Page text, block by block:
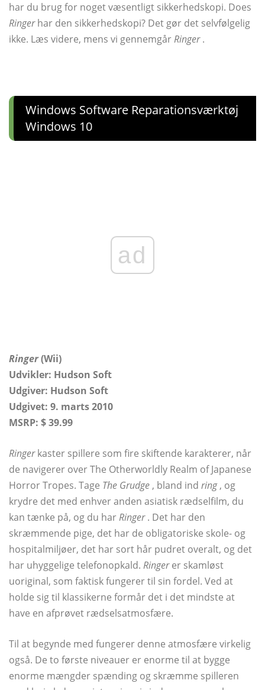
har du brug for noget væsentligt sikkerhedskopi. Does
Ringerhar den sikkerhedskopi? Det gør det selvfølgelig
ikke. Læs videre, mens vi gennemgårRinger.
Windows Software Reparationsværktøj
Windows 10
ad
Ringer(Wii)
Udvikler: Hudson Soft
Udgiver: Hudson Soft
Udgivet: 9. marts 2010
MSRP: $ 39.99
Ringerkaster spillere som fire skiftende karakterer, når
de navigerer over The Otherworldly Realm of Japanese
Horror Tropes. Tage The Grudge , bland ind ring, og
krydre det med enhver anden asiatisk rædselfilm, du
kan tænke på, og du harRinger. Det har den
skræmmende pige, det har de obligatoriske skole- og
hospitalmiljøer, det har sort hår pudret overalt, og det
har uhyggelige telefonopkald. Ringerer skamløst
uoriginal, som faktisk fungerer til sin fordel. Ved at
holde sig til klassikerne formår det i det mindste at
have en afprøvet rædselsatmosfære.
Til at begynde med fungerer denne atmosfære virkelig
også. De to første niveauer er enorme til at bygge
enorme mængder spænding og skræmme spilleren